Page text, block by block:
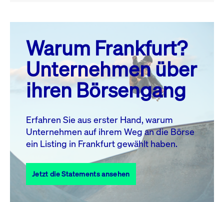
August 26
MO. DI. MI. DO. FR. SA. SO.
1
2
3
4 5 6 7 8
10 11 13 14
17
18 19 20 21 22
23
27 28
31
Warum Frankfurt?
Unternehmen über
ihren Börsengang
Erfahren Sie aus erster Hand, warum
Unternehmen auf ihrem Weg an die Börse
ein Listing in Frankfurt gewählt haben.
Jetzt die Statements ansehen